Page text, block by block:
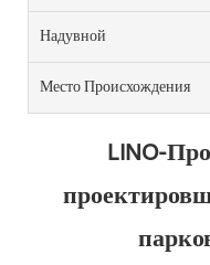
Надувной
Место Происхождения
LINO-